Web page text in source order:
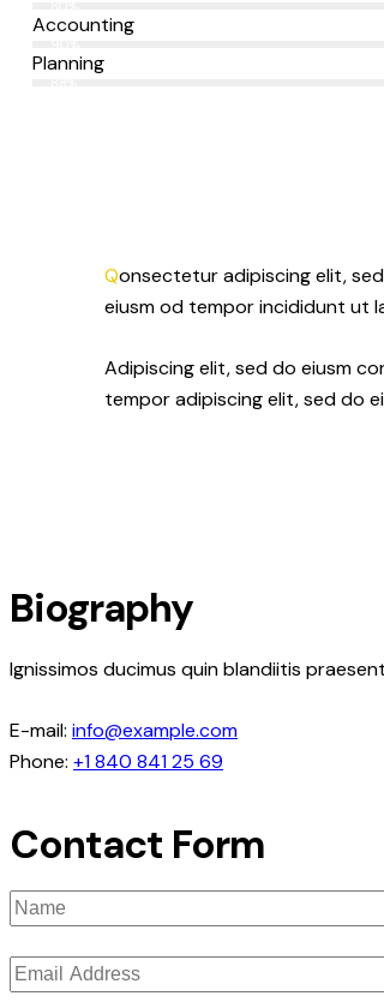
Accounting
Planning
Qonsectetur adipiscing elit,
eiusm od tempor incididunt ut
Adipiscing elit, sed do eiusm
tempor adipiscing elit, sed do
Biography
Ignissimos ducimus quin blandiitis
E-mail: info@example.com
Phone: +1 840 841 25 69
Contact Form